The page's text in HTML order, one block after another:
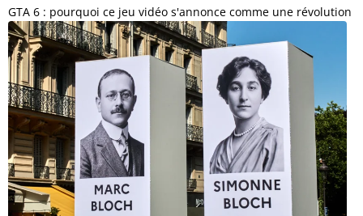
GTA 6 : pourquoi ce jeu vidéo s'annonce comme une révolution